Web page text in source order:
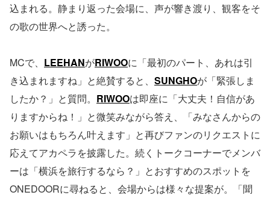
込まれる。静まり返った会場に、声が響き渡り、観客をそ
の歌の世界へと誘った。
MCで、 LEEHANがRIWOOに「最初のパート、あれは引
き込まれますね」と絶賛すると、 SUNGHOが「緊張しま
したか？」と質問。 RIWOOは即座に「大丈夫！自信があ
りますからね！」と微笑みながら答え、「みなさんからの
お願いはもちろん叶えます」と再びファンのリクエストに
応えてアカペラを披露した。続くトークコーナーでメンバ
ーは「横浜を旅行するなら？」とおすすめのスポットを
ONEDOORに尋ねると、会場からは様々な提案が。「聞